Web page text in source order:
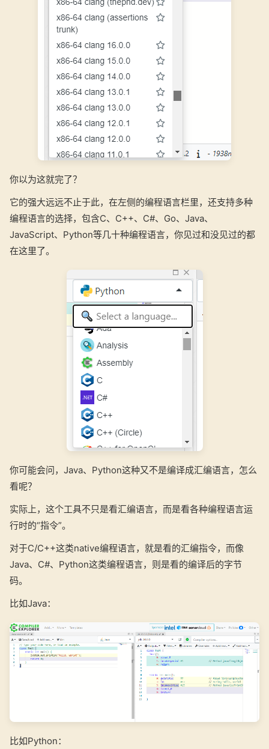
你以为这就完了？
它的强大远远不止于此，在左侧的编程语言栏里，还支持多种
编程语言的选择，包含C、C++、C#、Go、Java、
JavaScript、Python等几十种编程语言，你见过和没见过的都
在这里了。
你可能会问，Java、Python这种又不是编译成汇编语言，怎么
看呢？
实际上，这个工具不只是看汇编语言，而是看各种编程语言运
行时的“指令”。
对于C/C++这类native编程语言，就是看的汇编指令，而像
Java、C#、Python这类编程语言，则是看的编译后的字节
码。
比如Java：
比如Python：